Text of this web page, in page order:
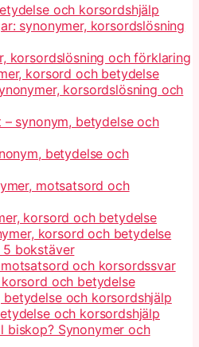
och korsordshjälp
synonymer, korsordslösning
korsordslösning och förklaring
korsord och betydelse
korsordslösning och
– synonym, betydelse och
betydelse och
motsatsord och
korsord och betydelse
korsord och betydelse
5 bokstäver
motsatsord och korsordssvar
och betydelse
betydelse och korsordshjälp
och korsordshjälp
biskop? Synonymer och